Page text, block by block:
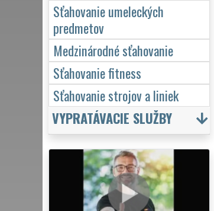
Sťahovanie umeleckých
predmetov
Medzinárodné sťahovanie
Sťahovanie fitness
Sťahovanie strojov a liniek
VYPRATÁVACIE SLUŽBY